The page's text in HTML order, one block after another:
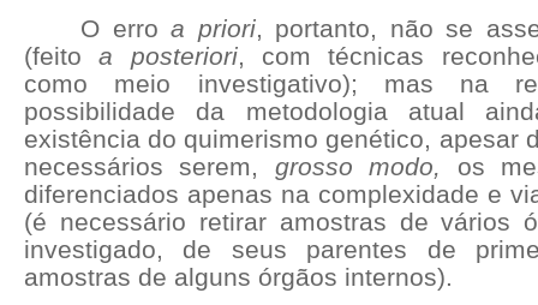
O erroa priori, portanto, não se
(feitoa posteriori, com técnicas
como meio investigativo); mas na
possibilidade da metodologia atual
existência do quimerismo genético, apesar
necessários serem, grosso modo, os
diferenciados apenas na complexidade e
(é necessário retirar amostras de vários
investigado, de seus parentes de
amostras de alguns órgãos internos).